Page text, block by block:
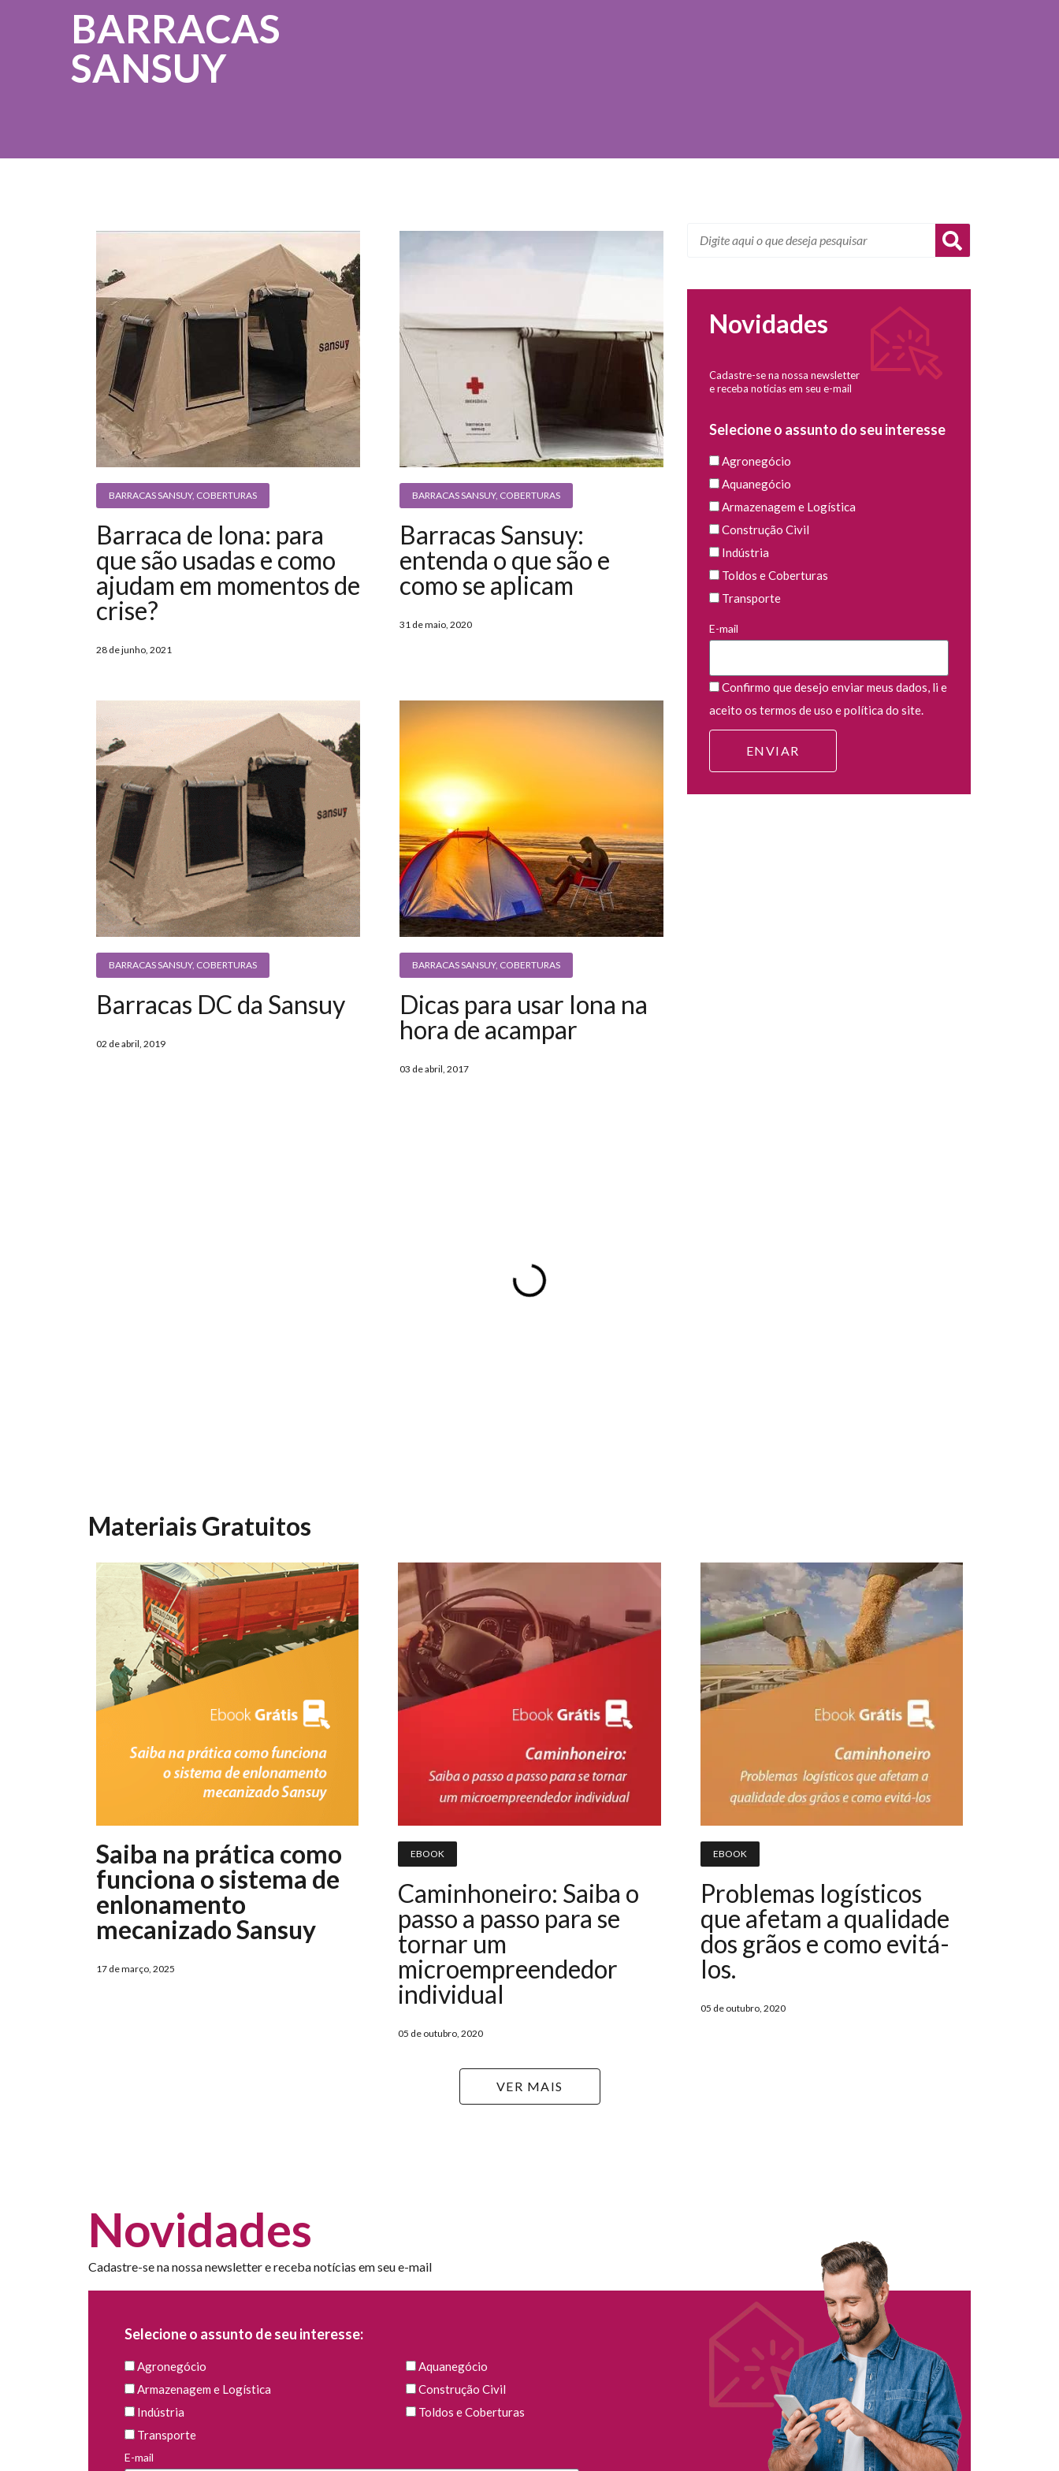
BARRACAS
SANSUY
BARRACAS SANSUY, COBERTURAS
Barraca de lona: para
que são usadas e como
ajudam em momentos de
crise?
28 de junho, 2021
BARRACAS SANSUY, COBERTURAS
Barracas Sansuy:
entenda o que são e
como se aplicam
31 de maio, 2020
BARRACAS SANSUY, COBERTURAS
Barracas DC da Sansuy
02 de abril, 2019
BARRACAS SANSUY, COBERTURAS
Dicas para usar lona na
hora de acampar
03 de abril, 2017
Novidades
Cadastre-se na nossa newsletter
e receba notícias em seu e-mail
Selecione o assunto do seu interesse
Agronegócio
Aquanegócio
Armazenagem e Logística
Construção Civil
Indústria
Toldos e Coberturas
Transporte
E-mail
Confirmo que desejo enviar meus dados, li e
aceito os termos de uso e política do site.
Materiais Gratuitos
Saiba na prática como
funciona o sistema de
enlonamento
mecanizado Sansuy
17 de março, 2025
EBOOK
Caminhoneiro: Saiba o
passo a passo para se
tornar um
microempreendedor
individual
05 de outubro, 2020
EBOOK
Problemas logísticos
que afetam a qualidade
dos grãos e como evitá-
los.
05 de outubro, 2020
VER MAIS
Novidades
Cadastre-se na nossa newsletter e receba notícias em seu e-mail
Selecione o assunto de seu interesse:
Agronegócio
Aquanegócio
Armazenagem e Logística
Construção Civil
Indústria
Toldos e Coberturas
Transporte
E-mail